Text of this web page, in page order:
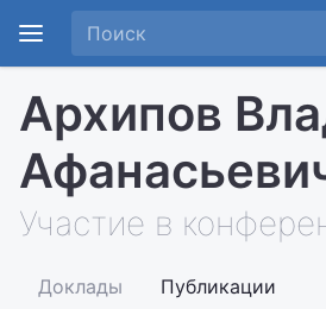
Архипов
Участие в
Доклады Публикации